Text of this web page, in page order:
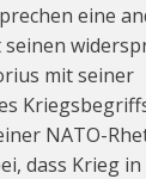
eine
mit seiner
NATO-
dass Krieg in